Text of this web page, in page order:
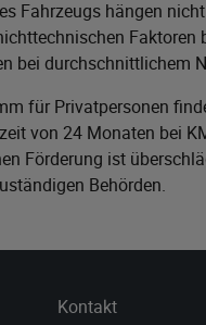
Fahrzeugs hängen
bei durchschnittlichem
für Privatpersonen
von 24 Monaten bei
Förderung ist
Behörden.
Kontakt